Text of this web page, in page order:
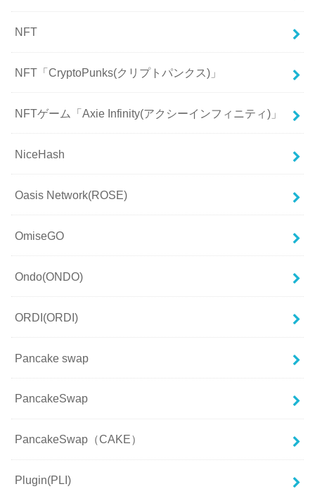
NFT
NFT「CryptoPunks(クリプトパンクス)」
NFTゲーム「Axie Infinity(アクシーインフィニティ)」
NiceHash
Oasis Network(ROSE)
OmiseGO
Ondo(ONDO)
ORDI(ORDI)
Pancake swap
PancakeSwap
PancakeSwap（CAKE）
Plugin(PLI)